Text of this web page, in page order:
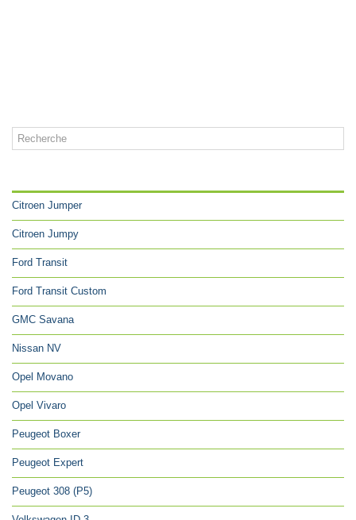
Citroen Jumper
Citroen Jumpy
Ford Transit
Ford Transit Custom
GMC Savana
Nissan NV
Opel Movano
Opel Vivaro
Peugeot Boxer
Peugeot Expert
Peugeot 308 (P5)